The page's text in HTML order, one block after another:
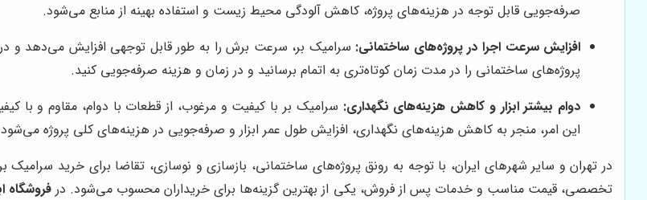
صرفه‌جویی قابل توجه در هزینه‌های پروژه، کاهش آلودگی محیط زیست و استفاده بهینه از منابع می‌شود.
افزایش سرعت اجرا در پروژه‌های ساختمانی: سرامیک بر، سرعت برش را به طور قابل توجهی افزایش می‌دهد و در
پروژه‌های ساختمانی را در مدت زمان کوتاه‌تری به اتمام برسانید و در زمان و هزینه صرفه‌جویی کنید.
دوام بیشتر ابزار و کاهش هزینه‌های نگهداری: سرامیک بر با کیفیت و مرغوب، از قطعات با دوام، مقاوم و با
این امر، منجر به کاهش هزینه‌های نگهداری، افزایش طول عمر ابزار و صرفه‌جویی در هزینه‌های کلی پروژه
در تهران و سایر شهرهای ایران، با توجه به رونق پروژه‌های ساختمانی، بازسازی و نوسازی، تقاضا برای خرید سرامیک
تخصصی، قیمت مناسب و خدمات پس از فروش، یکی از بهترین گزینه‌ها برای خریداران محسوب می‌شود. درفروشگاه